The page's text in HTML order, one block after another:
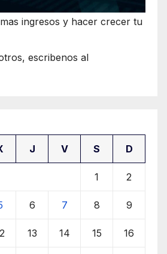
ingresos y hacer crecer tu
escribenos al
J V S D
1 2
6 7 8 9
13 14 15 16